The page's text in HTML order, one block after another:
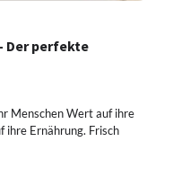
Der perfekte
Menschen Wert auf ihre
ihre Ernährung. Frisch